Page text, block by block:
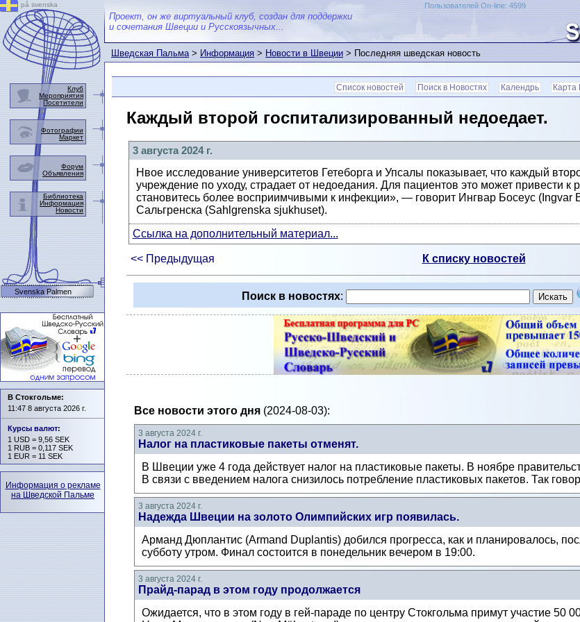
Проект, он же виртуальный клуб, создан для поддержки
и сочетания Швеции и Русскоязычных...
Пользователей On-line: 4599
Шведская Пальма>Информация>Новости в Швеции> Последняя шведская новость
Список новостей Поиск в Новостях Календрь
Каждый второй госпитализированный недоедает.
3 августа 2024 г.
Нвое исследование университетов Гетеборга и Упсалы показывает, что каждый
учреждение по уходу, страдает от недоедания. Для пациентов это может привести
становитесь более восприимчивыми к инфекции», — говорит Ингвар Босеус (Ingvar
Сальгренска (Sahlgrenska sjukhuset).
Ссылка на дополнительный материал...
<< Предыдущая К списку новостей
Поиск в новостях:
Все новости этого дня(2024-08-03):
3 августа 2024 г.
Налог на пластиковые пакеты отменят.
В Швеции уже 4 года действует налог на пластиковые пакеты. В ноябре
В связи с введением налога снизилось потребление пластиковых пакетов. Так
3 августа 2024 г.
Надежда Швеции на золото Олимпийских игр появилась.
Арманд Дюплантис (Armand Duplantis) добился прогресса, как и планировалось,
субботу утром. Финал состоится в понедельник вечером в 19:00.
3 августа 2024 г.
Прайд-парад в этом году продолжается
Ожидается, что в этом году в гей-параде по центру Стокгольма примут участие 50
på svenska
Клуб
Мероприятия
Посетители
Фотографии
Маркет
Форум
Объявления
Библиотека
Информация
Новости
Svenska Palmen
В Стокгольме:
11:47 8 августа 2026 г.
Курсы валют:
1 USD = 9,56 SEK
1 RUB = 0,117 SEK
1 EUR = 11 SEK
Информация о рекламе
на Шведской Пальме